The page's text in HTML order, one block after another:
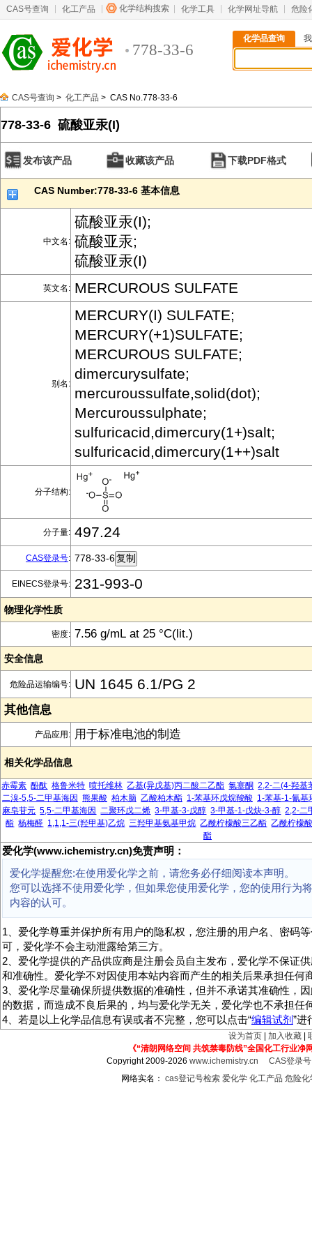
CAS号查询 化工产品 化学结构搜索 化学工具 化学网址导航 危险
778-33-6
化学品查询
CAS号查询 > 化工产品 > CAS No.778-33-6
778-33-6 硫酸亚汞(I)
发布该产品 收藏该产品 下载PDF格式
CAS Number:778-33-6 基本信息
中文名:
硫酸亚汞(I);
硫酸亚汞;
硫酸亚汞(I)
英文名: MERCUROUS SULFATE
别名:
MERCURY(I) SULFATE;
MERCURY(+1)SULFATE;
MERCUROUS SULFATE;
dimercurysulfate;
mercuroussulfate,solid(dot);
Mercuroussulphate;
sulfuricacid,dimercury(1+)salt;
sulfuricacid,dimercury(1++)salt
分子结构:
分子量: 497.24
CAS登录号: 778-33-6
EINECS登录号: 231-993-0
物理化学性质
密度: 7.56 g/mL at 25 °C(lit.)
安全信息
危险品运输编号: UN 1645 6.1/PG 2
其他信息
产品应用: 用于标准电池的制造
相关化学品信息
赤霉素 酚酞 格鲁米特 喷托维林 乙基(异戊基)丙二酸二乙酯 氯塞酮 2,2-二(4-羟基
二溴-5,5-二甲基海因 熊果酸 柏木脑 乙酸柏木酯 1-苯基环戊烷羧酸 1-苯基-1-氰基
麻皂苷元 5,5-二甲基海因 二聚环戊二烯 3-甲基-3-戊醇 3-甲基-1-戊炔-3-醇 2,2-二
酯 杨梅醛 1,1,1-三(羟甲基)乙烷 三羟甲基氨基甲烷 乙酰柠檬酸三乙酯 乙酰柠檬
酯
爱化学(www.ichemistry.cn)免责声明：
爱化学提醒您:在使用爱化学之前，请您务必仔细阅读本声明。
您可以选择不使用爱化学，但如果您使用爱化学，您的使用行为
内容的认可。
1、爱化学尊重并保护所有用户的隐私权，您注册的用户名、密码
可，爱化学不会主动泄露给第三方。
2、爱化学提供的产品供应商是注册会员自主发布，爱化学不保证
和准确性。爱化学不对因使用本站内容而产生的相关后果承担任何
3、爱化学尽量确保所提供数据的准确性，但并不承诺其准确性，
的数据，而造成不良后果的，均与爱化学无关，爱化学也不承担任
4、若是以上化学品信息有误或者不完整，您可以点击“编辑试剂”进
设为首页 加入收藏
《“清朗网络空间 共筑禁毒防线”全国化工行业净
Copyright 2009-2026www.ichemistry.cn
CAS登录
网络实名： cas登记号检索 爱化学 化工产品 危险化